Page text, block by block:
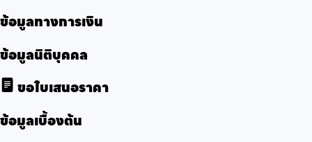
ข้อมูลทางการเงิน
ข้อมูลนิติบุคคล
ขอใบเสนอราคา
ข้อมูลเบื้องต้น